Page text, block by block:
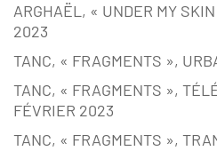
ARGHAËL, « UNDER MY
2023
TANC, « FRAGMENTS »,
TANC, « FRAGMENTS »,
FÉVRIER 2023
TANC, « FRAGMENTS »,